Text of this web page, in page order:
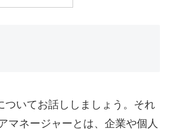
ついてお話ししましょう。それ
マネージャーとは、企業や個人